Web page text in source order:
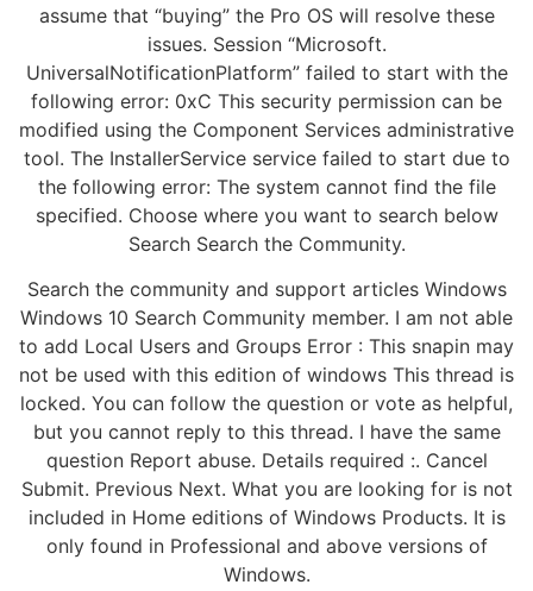
assume that “buying” the Pro OS will resolve these
issues. Session “Microsoft.
UniversalNotificationPlatform” failed to start with the
following error: 0xC This security permission can be
modified using the Component Services administrative
tool. The InstallerService service failed to start due to
the following error: The system cannot find the file
specified. Choose where you want to search below
Search Search the Community.
Search the community and support articles Windows
Windows 10 Search Community member. I am not able
to add Local Users and Groups Error : This snapin may
not be used with this edition of windows This thread is
locked. You can follow the question or vote as helpful,
but you cannot reply to this thread. I have the same
question Report abuse. Details required :. Cancel
Submit. Previous Next. What you are looking for is not
included in Home editions of Windows Products. It is
only found in Professional and above versions of
Windows.